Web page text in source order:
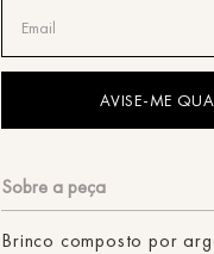
Brinco composto por